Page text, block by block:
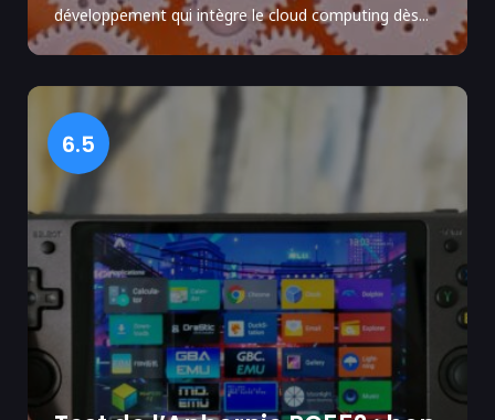
développement qui intègre le cloud computing dès...
6.5